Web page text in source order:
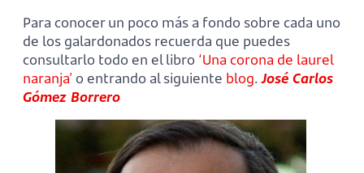
Para conocer un poco más a fondo sobre cada uno
de los galardonados recuerda que puedes
consultarlo todo en el libro ‘Una corona de laurel
naranja’ o entrando al siguiente blog.José Carlos
Gómez Borrero